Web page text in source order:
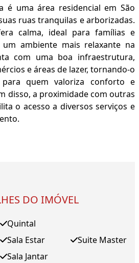
é uma área residencial em São
ruas tranquilas e arborizadas.
calma, ideal para famílias e
ambiente mais relaxante na
com uma boa infraestrutura,
e áreas de lazer, tornando-o
quem valoriza conforto e
disso, a proximidade com outras
o acesso a diversos serviços e
DO IMÓVEL
Quintal
Sala Estar
Sala Jantar
Suite Master